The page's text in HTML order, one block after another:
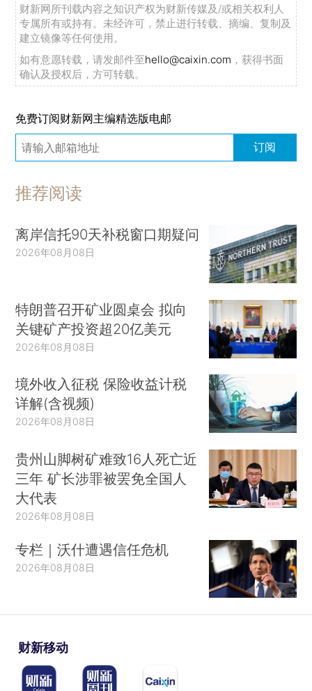
财新网所刊载内容之知识产权为财新传媒及/或相关权利人
专属所有或持有。未经许可，禁止进行转载、摘编、复制及
建立镜像等任何使用。
如有意愿转载，请发邮件至hello@caixin.com ，获得书面
确认及授权后，方可转载。
免费订阅财新网主编精选版电邮
订阅
推荐阅读
离岸信托90天补税窗口期疑问
2026年08月08日
特朗普召开矿业圆桌会 拟向
关键矿产投资超20亿美元
2026年08月08日
境外收入征税 保险收益计税
详解(含视频)
2026年08月08日
贵州山脚树矿难致16人死亡近
三年 矿长涉罪被罢免全国人
大代表
2026年08月08日
专栏｜沃什遭遇信任危机
2026年08月08日
财新移动